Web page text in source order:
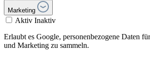
Marketing
Aktiv Inaktiv
Erlaubt es Google, personenbezogene Daten
und Marketing zu sammeln.